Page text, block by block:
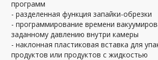
программ
- разделенная функция запайки-обрезки
- программирование времени
заданному давлению внутри камеры
- наклонная пластиковая вставка для
продуктов или продуктов с жидкостью